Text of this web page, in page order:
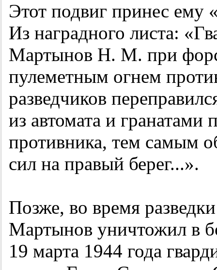
Этот подвиг принес ему
Из наградного листа:
Мартынов Н. М. при
пулеметным огнем
разведчиков
из автомата и гранатами
противника, тем самым
сил на правый берег...».
Позже, во время
Мартынов уничтожил в
19 марта 1944 года